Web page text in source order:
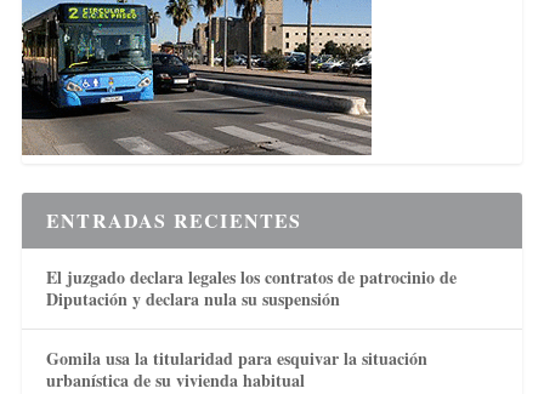
ENTRADAS RECIENTES
El juzgado declara legales los contratos de patrocinio de
Diputación y declara nula su suspensión
Gomila usa la titularidad para esquivar la situación
urbanística de su vivienda habitual